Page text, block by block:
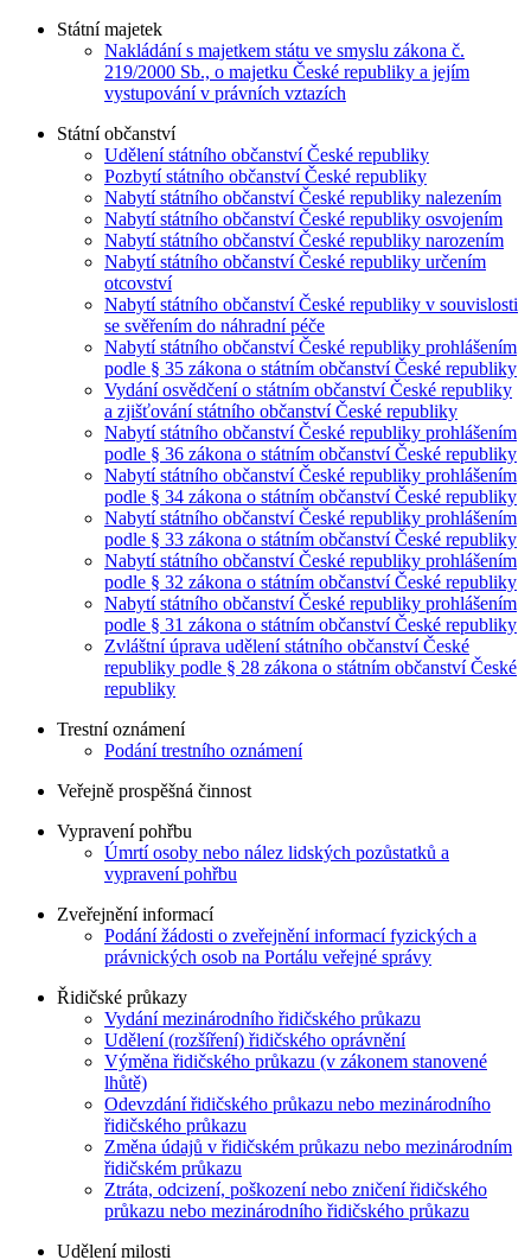
Státní majetek
Nakládání s majetkem státu ve smyslu zákona č.
219/2000 Sb., o majetku České republiky a jejím
vystupování v právních vztazích
Státní občanství
Udělení státního občanství České republiky
Pozbytí státního občanství České republiky
Nabytí státního občanství České republiky nalezením
Nabytí státního občanství České republiky osvojením
Nabytí státního občanství České republiky narozením
Nabytí státního občanství České republiky určením
otcovství
Nabytí státního občanství České republiky v souvislosti
se svěřením do náhradní péče
Nabytí státního občanství České republiky prohlášením
podle § 35 zákona o státním občanství České republiky
Vydání osvědčení o státním občanství České republiky
a zjišťování státního občanství České republiky
Nabytí státního občanství České republiky prohlášením
podle § 36 zákona o státním občanství České republiky
Nabytí státního občanství České republiky prohlášením
podle § 34 zákona o státním občanství České republiky
Nabytí státního občanství České republiky prohlášením
podle § 33 zákona o státním občanství České republiky
Nabytí státního občanství České republiky prohlášením
podle § 32 zákona o státním občanství České republiky
Nabytí státního občanství České republiky prohlášením
podle § 31 zákona o státním občanství České republiky
Zvláštní úprava udělení státního občanství České
republiky podle § 28 zákona o státním občanství České
republiky
Trestní oznámení
Podání trestního oznámení
Veřejně prospěšná činnost
Vypravení pohřbu
Úmrtí osoby nebo nález lidských pozůstatků a
vypravení pohřbu
Zveřejnění informací
Podání žádosti o zveřejnění informací fyzických a
právnických osob na Portálu veřejné správy
Řidičské průkazy
Vydání mezinárodního řidičského průkazu
Udělení (rozšíření) řidičského oprávnění
Výměna řidičského průkazu (v zákonem stanovené
lhůtě)
Odevzdání řidičského průkazu nebo mezinárodního
řidičského průkazu
Změna údajů v řidičském průkazu nebo mezinárodním
řidičském průkazu
Ztráta, odcizení, poškození nebo zničení řidičského
průkazu nebo mezinárodního řidičského průkazu
Udělení milosti